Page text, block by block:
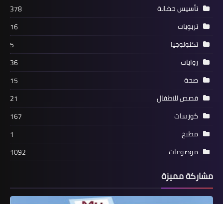
تأسيس حضانة
378
تربويات
16
تكنولوجيا
5
روايات
36
صحة
15
قصص للاطفال
21
كورسات
167
مطبخ
1
موضوعات
1092
مشاركة مميزة